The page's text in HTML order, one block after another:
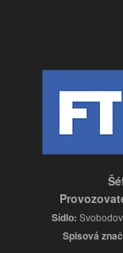
Sídlo:
Spisová